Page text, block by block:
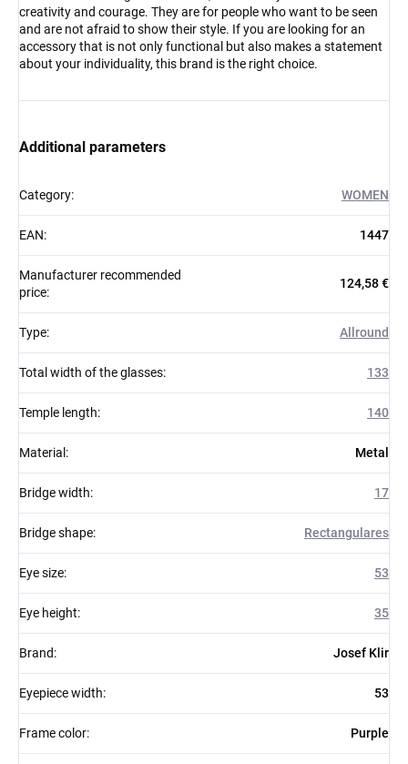
creativity and courage. They are for people who want to be seen
and are not afraid to show their style. If you are looking for an
accessory that is not only functional but also makes a statement
about your individuality, this brand is the right choice.
Additional parameters
Category: WOMEN
EAN: 1447
Manufacturer recommended
price:
124,58 €
Type: Allround
Total width of the glasses: 133
Temple length: 140
Material : Metal
Bridge width: 17
Bridge shape: Rectangulares
Eye size: 53
Eye height: 35
Brand: Josef Klir
Eyepiece width: 53
Frame color: Purple